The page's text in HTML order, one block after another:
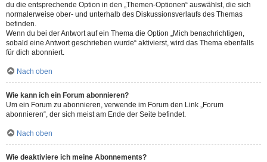
du die entsprechende Option in den „Themen-Optionen“ auswählst, die sich
normalerweise ober- und unterhalb des Diskussionsverlaufs des Themas
befinden.
Wenn du bei der Antwort auf ein Thema die Option „Mich benachrichtigen,
sobald eine Antwort geschrieben wurde“ aktivierst, wird das Thema ebenfalls
für dich abonniert.
Nach oben
Wie kann ich ein Forum abonnieren?
Um ein Forum zu abonnieren, verwende im Forum den Link „Forum
abonnieren“, der sich meist am Ende der Seite befindet.
Nach oben
Wie deaktiviere ich meine Abonnements?